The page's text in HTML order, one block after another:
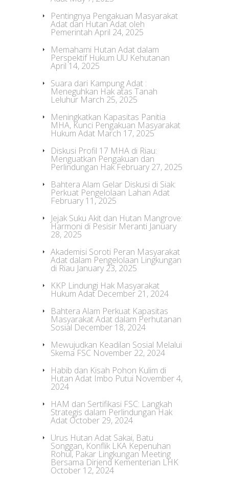
Pentingnya Pengakuan Masyarakat
Adat dan Hutan Adat oleh
Pemerintah April 24, 2025
Memahami Hutan Adat dalam
Perspektif Hukum UU Kehutanan
April 14, 2025
Suara dari Kampung Adat :
Meneguhkan Hak atas Tanah
Leluhur March 25, 2025
Meningkatkan Kapasitas Panitia
MHA, Kunci Pengakuan Masyarakat
Hukum Adat March 17, 2025
Diskusi Profil 17 MHA di Riau:
Menguatkan Pengakuan dan
Perlindungan Hak February 27, 2025
Bahtera Alam Gelar Diskusi di Siak:
Perkuat Pengelolaan Lahan Adat
February 11, 2025
Jejak Suku Akit dan Hutan Mangrove:
Harmoni di Pesisir Meranti January
28, 2025
Akademisi Soroti Peran Masyarakat
Adat dalam Pengelolaan Lingkungan
di Riau January 23, 2025
KKP Lindungi Hak Masyarakat
Hukum Adat December 21, 2024
Bahtera Alam Perkuat Kapasitas
Masyarakat Adat dalam Perhutanan
Sosial December 18, 2024
Mewujudkan Keadilan Sosial Melalui
Skema FSC November 22, 2024
Habib dan Kisah Pohon Kulim di
Hutan Adat Imbo Putui November 4,
2024
HAM dan Sertifikasi FSC: Langkah
Strategis dalam Perlindungan Hak
Adat October 29, 2024
Urus Hutan Adat Sakai, Batu
Songgan, Konflik LKA Kepenuhan
Rohul, Pakar Lingkungan Meeting
Bersama Dirjend Kementerian LHK
October 12, 2024